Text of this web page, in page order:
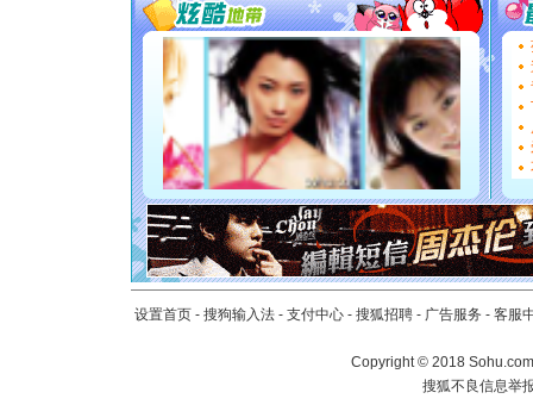
[圣诞节]
你太多
要平安
[圣诞节]
能正大
都要快乐
[圣诞节]
如意,快
[元旦]看
断电。爱
你是我专
[元旦]如
离。水晶
泣，这痛
卖了。水
设置首页 - 搜狗输入法 - 支付中心 - 搜狐招聘 - 广告服务 - 客服
Copyright©2018
搜狐不良信息举